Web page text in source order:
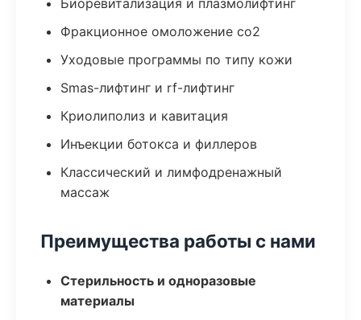
Биоревитализация и плазмолифтинг
Фракционное омоложение co2
Уходовые программы по типу кожи
Smas-лифтинг и rf-лифтинг
Криолиполиз и кавитация
Инъекции ботокса и филлеров
Классический и лимфодренажный
массаж
Преимущества работы с нами
Стерильность и одноразовые
материалы